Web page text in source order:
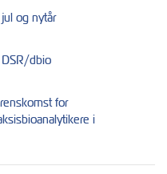
og nytår
dbio
for
i